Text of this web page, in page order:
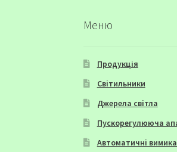
Меню
Продукція
Світильники
Джерела світла
Пускорегулююча
Автоматичні